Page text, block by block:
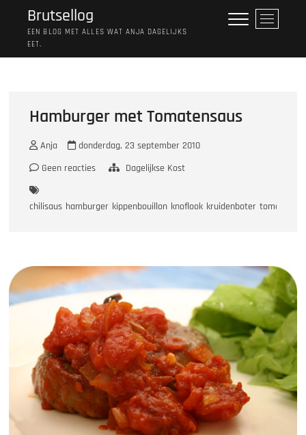
Brutsellog
EEN BLOG MET ALLES WAT ANJA DAGELIJKS
EET.
M
e
Hamburger met Tomatensaus
Anja
donderdag, 23 september 2010
Geen reacties
Dagelijkse Kost
chilisaus hamburger kippenbouillon knoflook kruidenboter tomaat